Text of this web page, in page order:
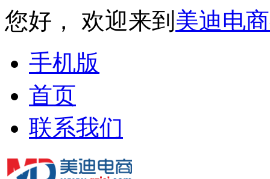
您好， 欢迎来到 美迪电
手机版
首页
联系我们